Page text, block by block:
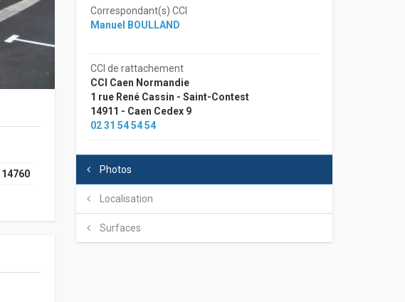
Correspondant(s) CCI
Manuel BOULLAND
CCI de rattachement
CCI Caen Normandie
1 rue René Cassin - Saint-Contest
14911 - Caen Cedex 9
02 31 54 54 54
Photos
Localisation
Surfaces
14760